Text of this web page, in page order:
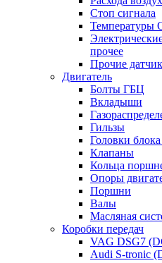
Стоп сигнала
Температуры
прочее
Прочие
Двигатель
Болты ГБЦ
Вкладыши
Гильзы
Головки
Клапаны
Кольца
Опоры
Поршни
Валы
Масляная
Коробки передач
VAG DSG7
Audi S-tronic